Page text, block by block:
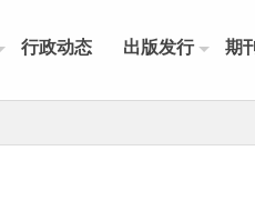
行政动态 出版发行 期